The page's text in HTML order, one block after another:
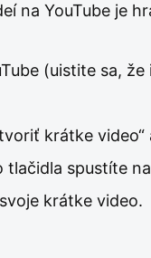
na YouTube je
(uistite sa,
krátke
tlačidla spustíte
krátke video.